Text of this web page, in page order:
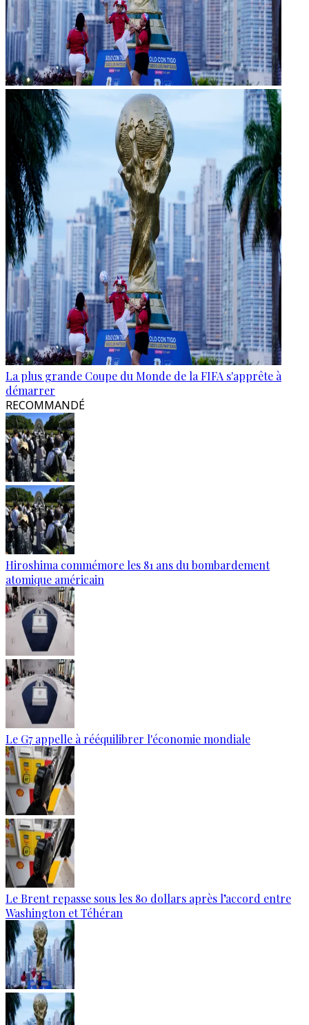
La plus grande Coupe du Monde de la FIFA s'apprête à
démarrer
RECOMMANDÉ
Hiroshima commémore les 81 ans du bombardement
atomique américain
Le G7 appelle à rééquilibrer l'économie mondiale
Le Brent repasse sous les 80 dollars après l’accord entre
Washington et Téhéran